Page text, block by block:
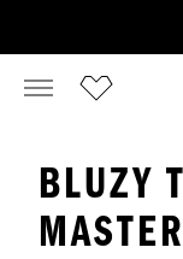
BLUZY